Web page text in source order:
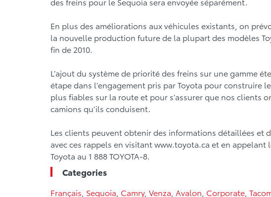
En plus des améliorations aux véhicules existants, on
la nouvelle production future de la plupart des modèles
fin de 2010.
L’ajout du système de priorité des freins sur une gamme
étape dans l’engagement pris par Toyota pour construire
plus fiables sur la route et pour s’assurer que nos clients
camions qu’ils conduisent.
Les clients peuvent obtenir des informations détaillées et
avec ces rappels en visitant www.toyota.ca et en
Toyota au 1 888 TOYOTA-8.
Categories
Français Sequoia Camry, Venza Avalon Corporate